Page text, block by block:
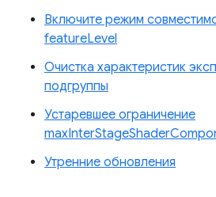
Включите режим
featureLevel
Очистка характеристик
подгруппы
Устаревшее ограничение
Утренние обновления